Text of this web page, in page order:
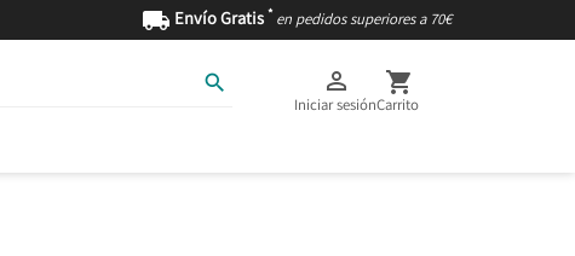
 Envío Gratis * en pedidos superiores a 70€
 
Iniciar sesión

Carrito